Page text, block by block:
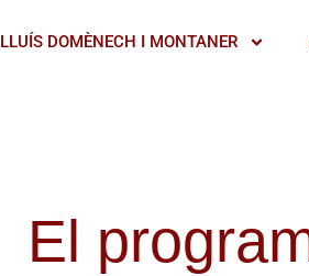
LLUÍS DOMÈNECH I MONTANER
El